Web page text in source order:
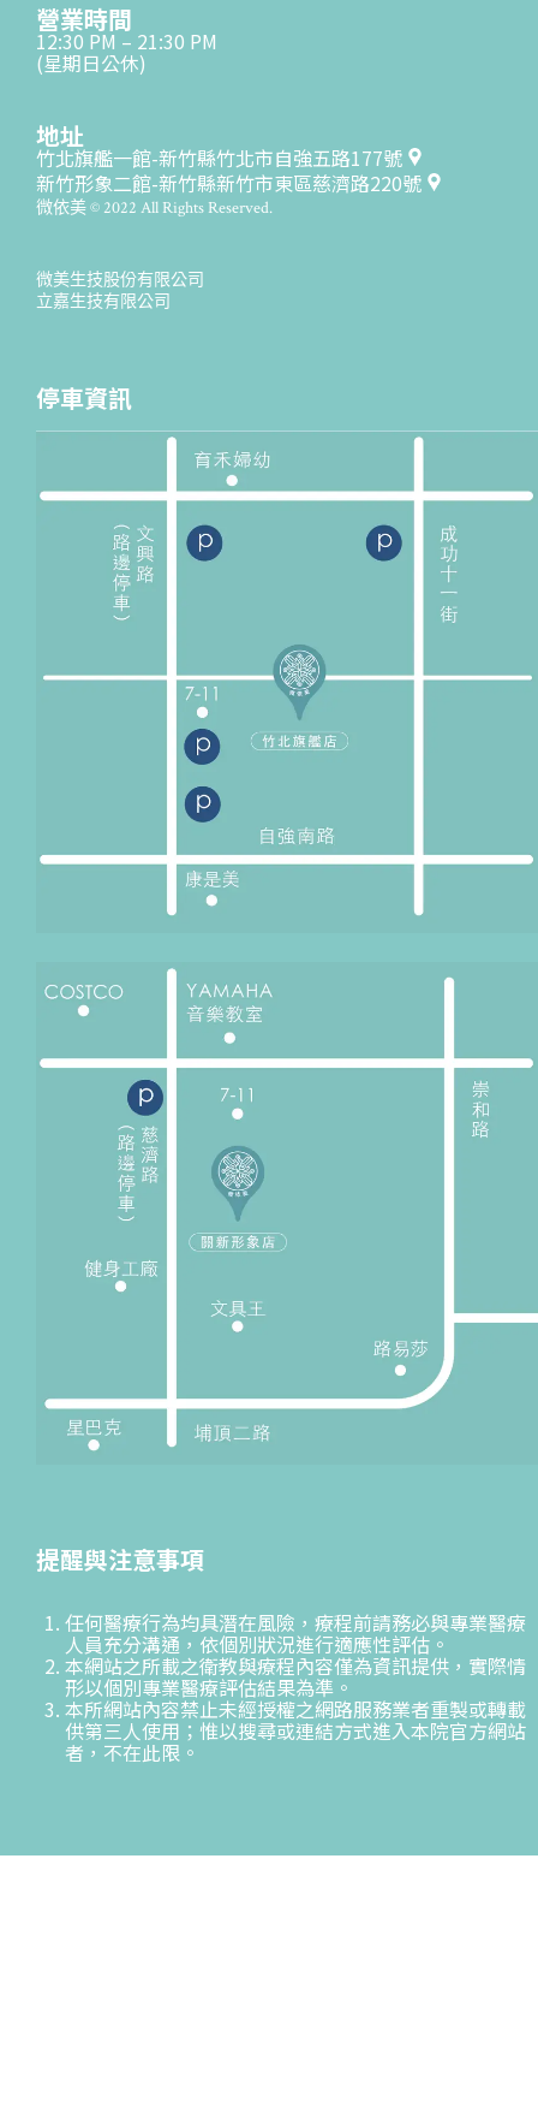
營業時間
12:30 PM – 21:30 PM
(星期日公休)
地址
竹北旗艦一館-新竹縣竹北市自強五路177號
新竹形象二館-新竹縣新竹市東區慈濟路220號
微依美 © 2022 All Rights Reserved.
微美生技股份有限公司
立嘉生技有限公司
停車資訊
提醒與注意事項
任何醫療行為均具潛在風險，療程前請務必與專業醫療
人員充分溝通，依個別狀況進行適應性評估。
本網站之所載之衛教與療程內容僅為資訊提供，實際情
形以個別專業醫療評估結果為準。
本所網站內容禁止未經授權之網路服務業者重製或轉載
供第三人使用；惟以搜尋或連結方式進入本院官方網站
者，不在此限。